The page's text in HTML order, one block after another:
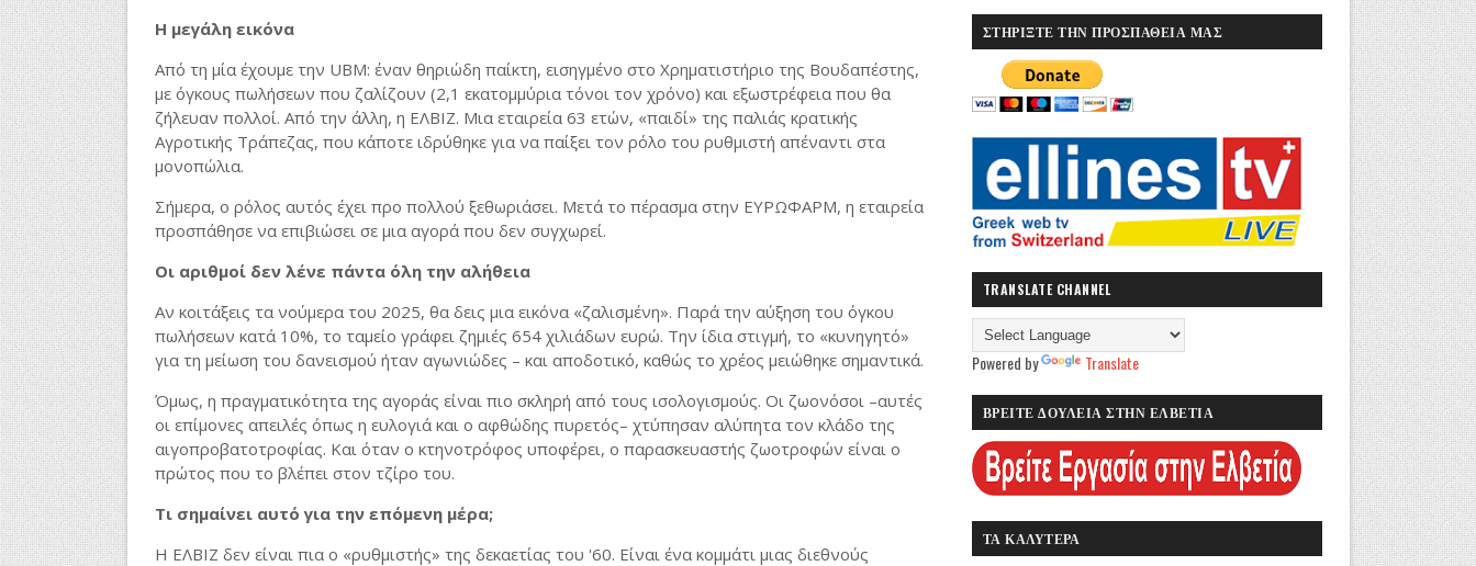
Η μεγάλη εικόνα
Από τη μία έχουμε την UBM: έναν θηριώδη παίκτη, εισηγμένο στο Χρηματιστήριο της Βουδαπέστης,
με όγκους πωλήσεων που ζαλίζουν (2,1 εκατομμύρια τόνοι τον χρόνο) και εξωστρέφεια που θα
ζήλευαν πολλοί. Από την άλλη, η ΕΛΒΙΖ. Μια εταιρεία 63 ετών, «παιδί» της παλιάς κρατικής
Αγροτικής Τράπεζας, που κάποτε ιδρύθηκε για να παίξει τον ρόλο του ρυθμιστή απέναντι στα
μονοπώλια.
Σήμερα, ο ρόλος αυτός έχει προ πολλού ξεθωριάσει. Μετά το πέρασμα στην ΕΥΡΩΦΑΡΜ, η εταιρεία
προσπάθησε να επιβιώσει σε μια αγορά που δεν συγχωρεί.
Οι αριθμοί δεν λένε πάντα όλη την αλήθεια
Αν κοιτάξεις τα νούμερα του 2025, θα δεις μια εικόνα «ζαλισμένη». Παρά την αύξηση του όγκου
πωλήσεων κατά 10%, το ταμείο γράφει ζημιές 654 χιλιάδων ευρώ. Την ίδια στιγμή, το «κυνηγητό»
για τη μείωση του δανεισμού ήταν αγωνιώδες – και αποδοτικό, καθώς το χρέος μειώθηκε σημαντικά.
Όμως, η πραγματικότητα της αγοράς είναι πιο σκληρή από τους ισολογισμούς. Οι ζωονόσοι –αυτές
οι επίμονες απειλές όπως η ευλογιά και ο αφθώδης πυρετός– χτύπησαν αλύπητα τον κλάδο της
αιγοπροβατοτροφίας. Και όταν ο κτηνοτρόφος υποφέρει, ο παρασκευαστής ζωοτροφών είναι ο
πρώτος που το βλέπει στον τζίρο του.
Τι σημαίνει αυτό για την επόμενη μέρα;
Η ΕΛΒΙΖ δεν είναι πια ο «ρυθμιστής» της δεκαετίας του '60. Είναι ένα κομμάτι μιας διεθνούς
ΣΤΗΡΙΞΤΕ ΤΗΝ ΠΡΟΣΠΑΘΕΙΑ ΜΑΣ
TRANSLATE CHANNEL
Powered by Translate
ΒΡΕΙΤΕ ΔΟΥΛΕΙΑ ΣΤΗΝ ΕΛΒΕΤΙΑ
ΤΑ ΚΑΛΥΤΕΡΑ